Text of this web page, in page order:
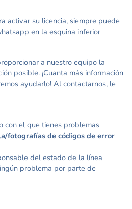
activar su licencia, siempre puede
en la esquina inferior
a nuestro equipo la
posible. ¡Cuanta más información
ayudarlo! Al contactarnos, le
con el que tienes problemas
fotografías de códigos de error
del estado de la línea
problema por parte de